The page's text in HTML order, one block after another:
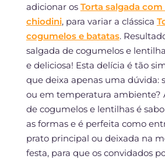
adicionar os Torta salgada
chiodini, para variar a clássica
cogumelos e batatas.
salgada de cogumelos e
e deliciosa! Esta delícia é tão
que deixa apenas uma dúvida:
ou em temperatura ambiente?
de cogumelos e lentilhas é
as formas e é perfeita como
prato principal ou deixada na
festa, para que os convidados